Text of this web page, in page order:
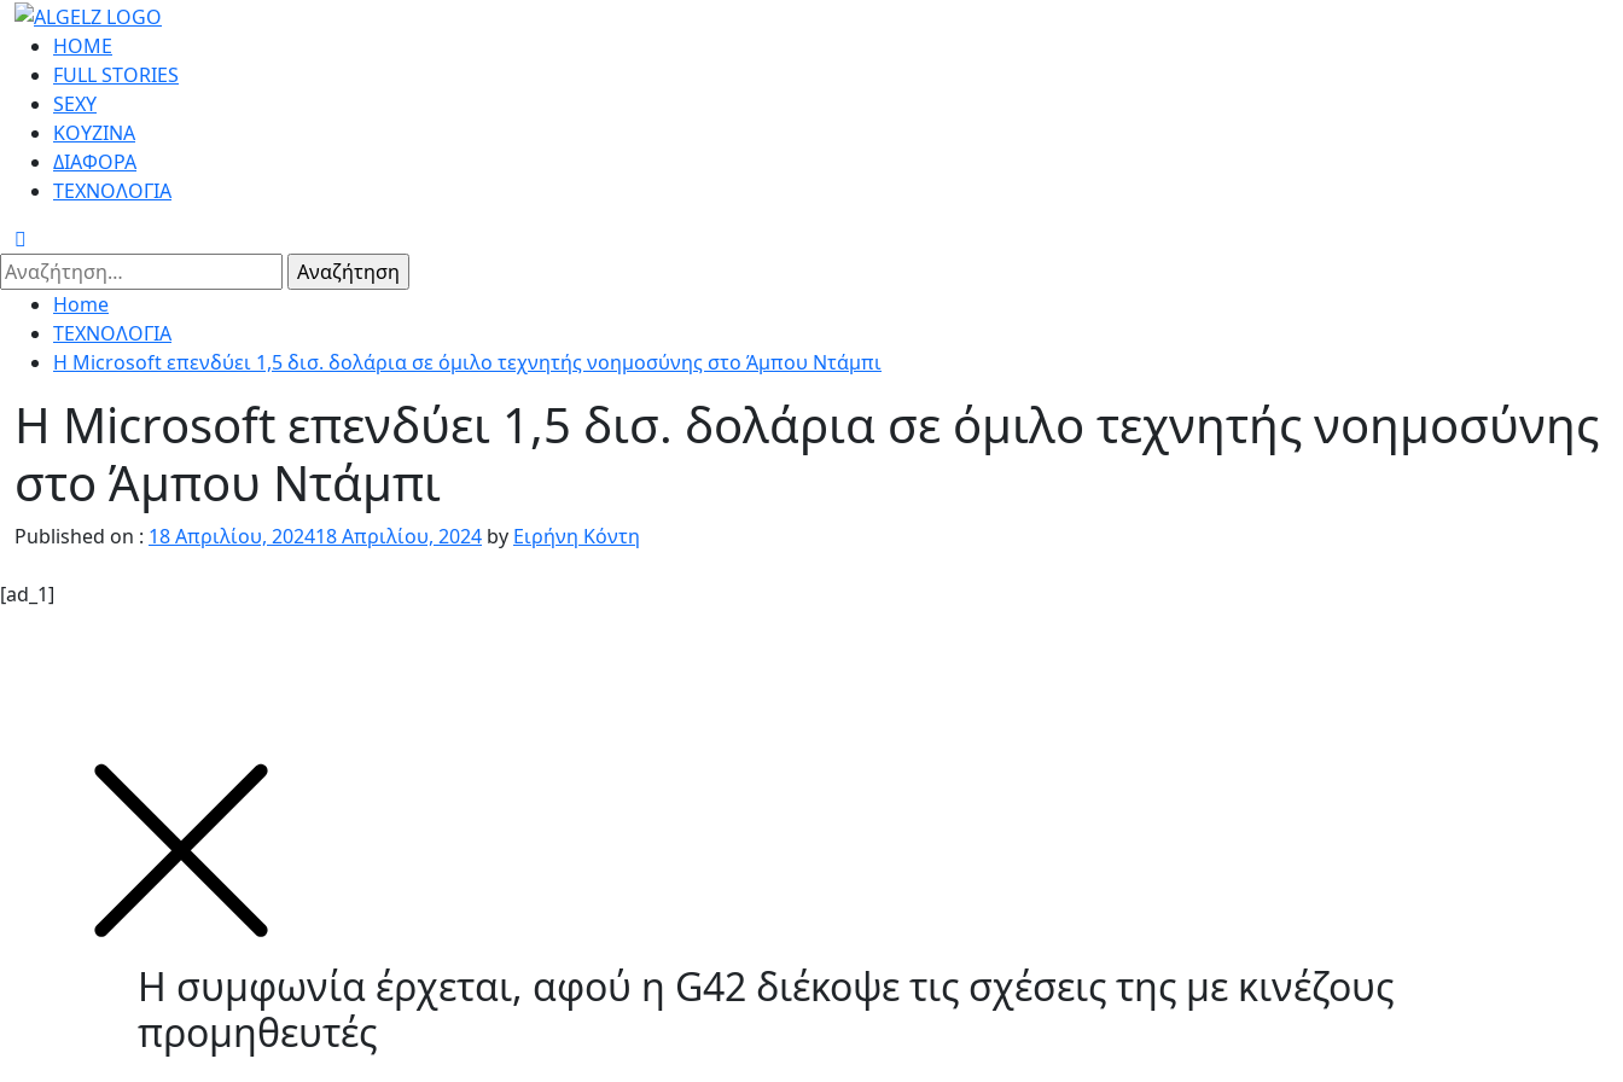
Skip
content
Primary
Menu
HOME
FULL STORIES
SEXY
ΚΟΥΖΙΝΑ
ΔΙΑΦΟΡΑ
ΤΕΧΝΟΛΟΓΙΑ
Αναζήτηση
για:
Home
ΤΕΧΝΟΛΟΓΙΑ
Η Microsoft επενδύει 1,5 δισ. δολάρια σε όμιλο τεχνητής νοημοσύνης στο Άμπου Ντάμπι
Η Microsoft επενδύει 1,5 δισ. δολάρια σε όμιλο τεχνητής νοημοσύνης
στο Άμπου Ντάμπι
Published on : 18 Απριλίου, 202418 Απριλίου, 2024 by Ειρήνη Κόντη
[ad_1]
Η συμφωνία έρχεται, αφού η G42 διέκοψε τις σχέσεις της με κινέζους
προμηθευτές